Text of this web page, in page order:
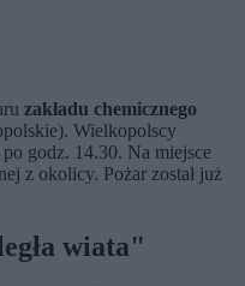
zakładu chemicznego
Wielkopolscy
po godz. 14.30. Na miejsce
z okolicy. Pożar został już
wiata"